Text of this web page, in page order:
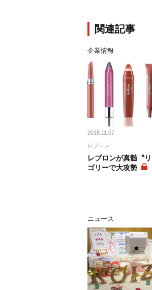
関連記事
企業情報
2018.11.07
レブロン
レブロンが真髄〝
ゴリーで大攻勢
ニュース